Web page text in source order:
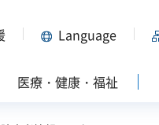
Language
医療・健康・福祉